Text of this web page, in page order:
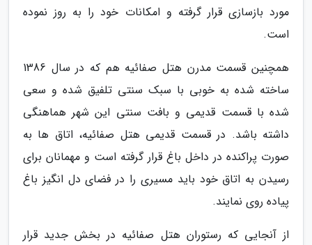
مورد بازسازی قرار گرفته و امکانات خود را به روز نموده
است.
همچنین قسمت مدرن هتل صفائیه هم که در سال 1386
ساخته شده به خوبی با سبک سنتی تلفیق شده و سعی
شده با قسمت قدیمی و بافت سنتی این شهر هماهنگی
داشته باشد. در قسمت قدیمی هتل صفائیه، اتاق ها به
صورت پراکنده در داخل باغ قرار گرفته است و مهمانان برای
رسیدن به اتاق خود باید مسیری را در فضای دل انگیز باغ
پیاده روی نمایند.
از آنجایی که رستوران هتل صفائیه در بخش جدید قرار